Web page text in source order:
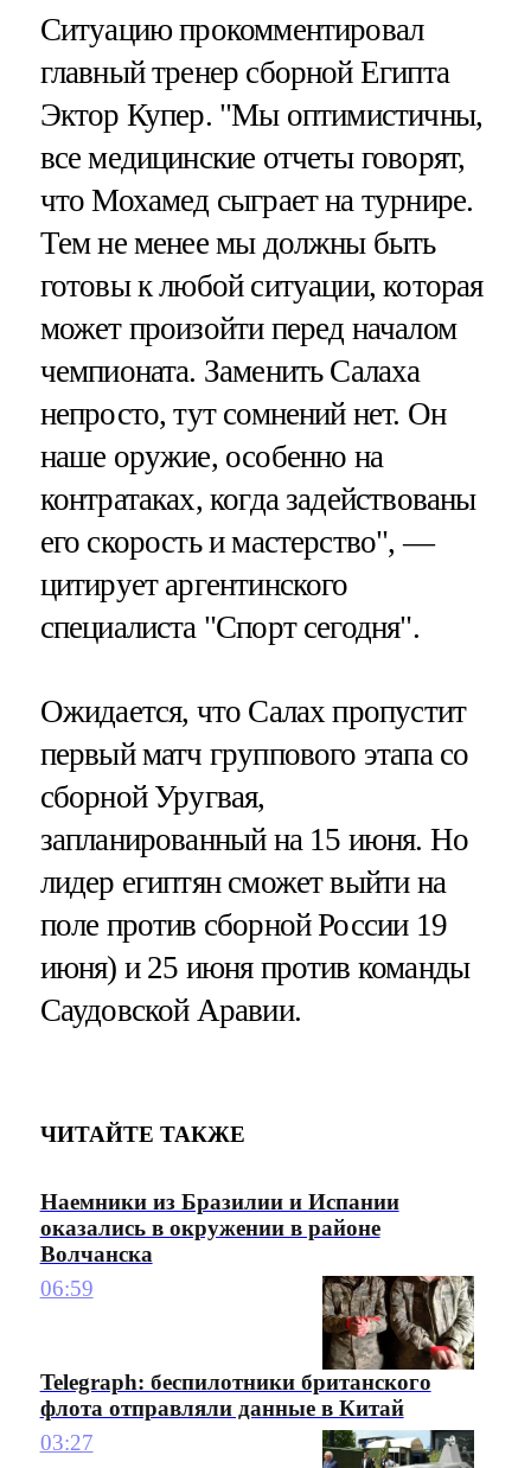
Ситуацию прокомментировал
главный тренер сборной Египта
Эктор Купер. "Мы оптимистичны,
все медицинские отчеты говорят,
что Мохамед сыграет на турнире.
Тем не менее мы должны быть
готовы к любой ситуации, которая
может произойти перед началом
чемпионата. Заменить Салаха
непросто, тут сомнений нет. Он
наше оружие, особенно на
контратаках, когда задействованы
его скорость и мастерство", —
цитирует аргентинского
специалиста "Спорт сегодня".
Ожидается, что Салах пропустит
первый матч группового этапа со
сборной Уругвая,
запланированный на 15 июня. Но
лидер египтян сможет выйти на
поле против сборной России 19
июня) и 25 июня против команды
Саудовской Аравии.
ЧИТАЙТЕ ТАКЖЕ
Наемники из Бразилии и Испании
оказались в окружении в районе
Волчанска
06:59
Telegraph: беспилотники британского
флота отправляли данные в Китай
03:27